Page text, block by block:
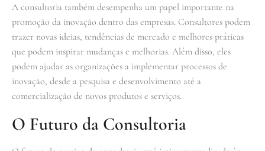
A consultoria também desempenha um papel importante na
promoção da inovação dentro das empresas. Consultores podem
trazer novas ideias, tendências de mercado e melhores práticas
que podem inspirar mudanças e melhorias. Além disso, eles
podem ajudar as organizações a implementar processos de
inovação, desde a pesquisa e desenvolvimento até a
comercialização de novos produtos e serviços.
O Futuro da Consultoria